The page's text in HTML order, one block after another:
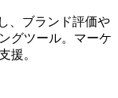
、ブランド評価や
グツール。マーケ
援。